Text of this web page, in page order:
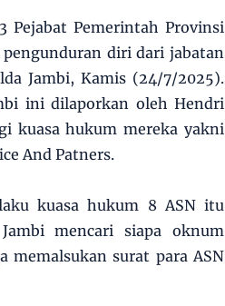
Pejabat Pemerintah Provinsi
diri dari jabatan
Jambi, Kamis (24/7/2025).
ini dilaporkan oleh Hendri
kuasa hukum mereka yakni
And Patners.
kuasa hukum 8 ASN itu
mencari siapa oknum
memalsukan surat para ASN